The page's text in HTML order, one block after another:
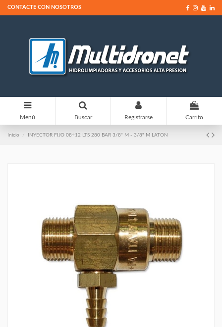
CONTACTE CON NOSOTROS
Menú Buscar Registrarse
0
Carrito
Inicio INYECTOR FIJO 08÷12 LTS 280 BAR 3/8" M - 3/8" M LATON